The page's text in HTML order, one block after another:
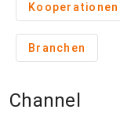
Kooperationen
Branchen
Channel